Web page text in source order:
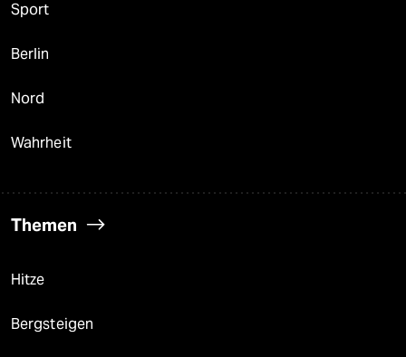
Sport
Berlin
Nord
Wahrheit
Themen
Hitze
Bergsteigen